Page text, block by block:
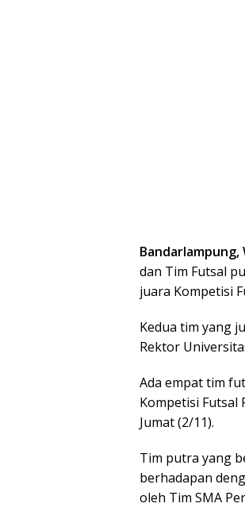
Bandarlampung,
dan Tim Futsal
juara Kompetisi
Kedua tim yang
Rektor
Ada empat tim
Kompetisi Futsal
Jumat (2/11).
Tim putra yang
berhadapan
oleh Tim SMA